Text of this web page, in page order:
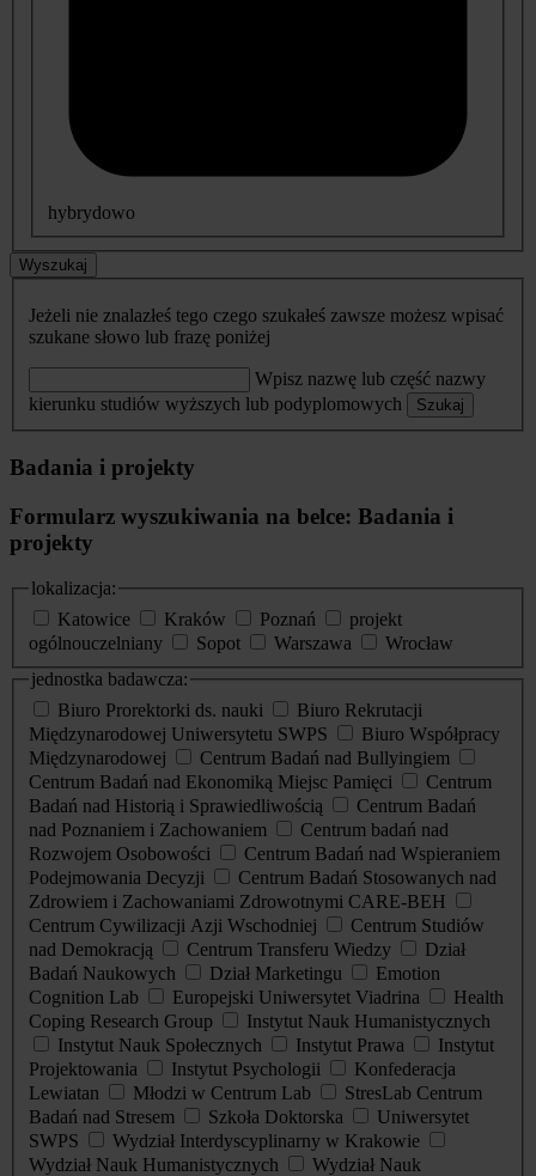
hybrydowo
Wyszukaj
Jeżeli nie znalazłeś tego czego szukałeś zawsze możesz wpisać
szukane słowo lub frazę poniżej
Wpisz nazwę lub część nazwy
kierunku studiów wyższych lub podyplomowych
Szukaj
Badania i projekty
Formularz wyszukiwania na belce: Badania i
projekty
lokalizacja:
Katowice
Kraków Poznań
projekt
ogólnouczelniany
Sopot Warszawa
Wrocław
jednostka badawcza:
Biuro Prorektorki ds. nauki
Biuro Rekrutacji
Międzynarodowej Uniwersytetu SWPS
Biuro Współpracy
Międzynarodowej
Centrum Badań nad Bullyingiem
Centrum Badań nad Ekonomiką Miejsc Pamięci
Centrum
Badań nad Historią i Sprawiedliwością
Centrum Badań
nad Poznaniem i Zachowaniem
Centrum badań nad
Rozwojem Osobowości
Centrum Badań nad Wspieraniem
Podejmowania Decyzji
Centrum Badań Stosowanych nad
Zdrowiem i Zachowaniami Zdrowotnymi CARE-BEH
Centrum Cywilizacji Azji Wschodniej
Centrum Studiów
nad Demokracją
Centrum Transferu Wiedzy
Dział
Badań Naukowych
Dział Marketingu
Emotion
Cognition Lab
Europejski Uniwersytet Viadrina
Health
Coping Research Group
Instytut Nauk Humanistycznych
Instytut Nauk Społecznych
Instytut Prawa
Instytut
Projektowania
Instytut Psychologii
Konfederacja
Lewiatan
Młodzi w Centrum Lab
StresLab Centrum
Badań nad Stresem
Szkoła Doktorska
Uniwersytet
SWPS
Wydział Interdyscyplinarny w Krakowie
Wydział Nauk Humanistycznych
Wydział Nauk